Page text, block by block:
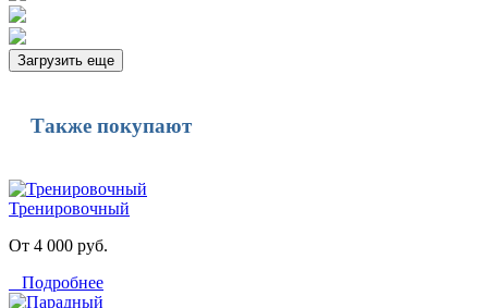
Загрузить еще
Также покупают
Тренировочный
От 4 000 руб.
Подробнее